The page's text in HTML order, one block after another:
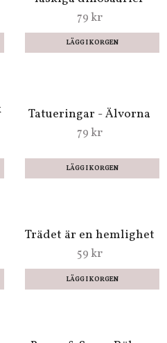
19 kr
läskiga dinosaurier
79 kr
Tatueringar - Älvorna
79 kr